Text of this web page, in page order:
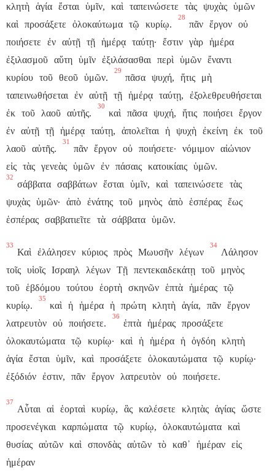
κλητὴ ἁγία ἔσται ὑμῖν, καὶ ταπεινώσετε τὰς ψυχὰς ὑμῶν
καὶ
προσάξετε ὁλοκαύτωμα τῷ κυρίῳ.
28
πᾶν ἔργον οὐ
ποιήσετε
ἐν αὐτῇ τῇ ἡμέρᾳ ταύτῃ· ἔστιν γὰρ ἡμέρα
ἐξιλασμοῦ αὕτη ὑμῖν ἐξιλάσασθαι περὶ ὑμῶν ἔναντι
κυρίου τοῦ θεοῦ ὑμῶν.
29
πᾶσα ψυχή, ἥτις
μὴ
ταπεινωθήσεται
ἐν αὐτῇ τῇ ἡμέρᾳ ταύτῃ,
ἐξολεθρευθήσεται
ἐκ τοῦ λαοῦ αὐτῆς.
30
καὶ πᾶσα ψυχή, ἥτις ποιήσει
ἔργον
ἐν αὐτῇ τῇ ἡμέρᾳ ταύτῃ, ἀπολεῖται ἡ ψυχὴ ἐκείνη ἐκ τοῦ
λαοῦ αὐτῆς.
31
πᾶν ἔργον οὐ ποιήσετε· νόμιμον αἰώνιον
εἰς τὰς γενεὰς ὑμῶν ἐν πάσαις κατοικίαις ὑμῶν.
32
σάββατα σαββάτων ἔσται ὑμῖν, καὶ ταπεινώσετε
τὰς
ψυχὰς ὑμῶν· ἀπὸ ἐνάτης τοῦ μηνὸς ἀπὸ ἑσπέρας ἕως
ἑσπέρας σαββατιεῖτε τὰ σάββατα ὑμῶν.
33
Καὶ ἐλάλησεν κύριος πρὸς Μωυσῆν λέγων
34
Λάλησον
τοῖς υἱοῖς Ισραηλ λέγων Τῇ πεντεκαιδεκάτῃ τοῦ
μηνὸς
τοῦ ἑβδόμου τούτου ἑορτὴ σκηνῶν ἑπτὰ ἡμέρας τῷ
κυρίῳ.
35
καὶ ἡ ἡμέρα ἡ πρώτη κλητὴ ἁγία, πᾶν ἔργον
λατρευτὸν οὐ ποιήσετε.
36
ἑπτὰ ἡμέρας προσάξετε
ὁλοκαυτώματα τῷ κυρίῳ· καὶ ἡ ἡμέρα ἡ ὀγδόη κλητὴ
ἁγία ἔσται ὑμῖν, καὶ προσάξετε ὁλοκαυτώματα τῷ
κυρίῳ·
ἐξόδιόν ἐστιν, πᾶν ἔργον λατρευτὸν οὐ ποιήσετε.
37
Αὗται αἱ ἑορταὶ κυρίῳ, ἃς καλέσετε κλητὰς ἁγίας ὥστε
προσενέγκαι
καρπώματα τῷ κυρίῳ, ὁλοκαυτώματα καὶ
θυσίας αὐτῶν καὶ σπονδὰς αὐτῶν τὸ καθ᾽ ἡμέραν εἰς
ἡμέραν